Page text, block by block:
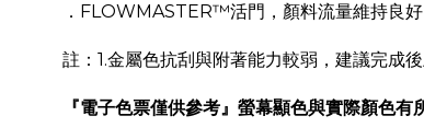
．FLOWMASTER™活門，顏料流量維持良
註：1.金屬色抗刮與附著能力較弱，建議完成
『電子色票僅供參考』螢幕顯色與實際顏色有